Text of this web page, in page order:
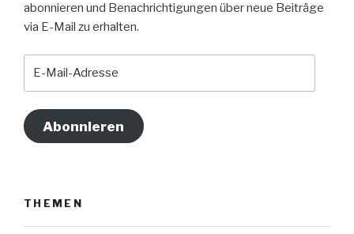
abonnieren und Benachrichtigungen über neue Beiträge
via E-Mail zu erhalten.
Abonnieren
THEMEN